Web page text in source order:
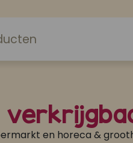
en horeca &